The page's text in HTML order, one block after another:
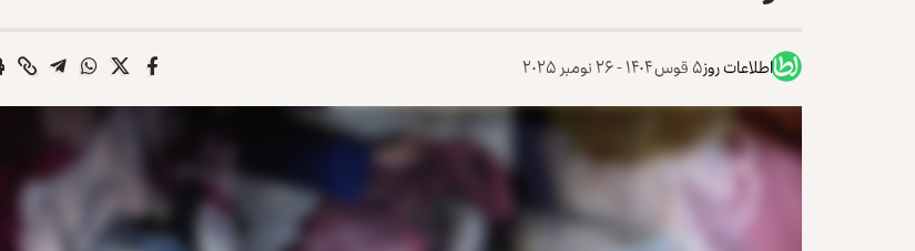
اطلاعات روز۵ قوس ۱۴۰۴ - ۲۶ نومبر ۲۰۲۵